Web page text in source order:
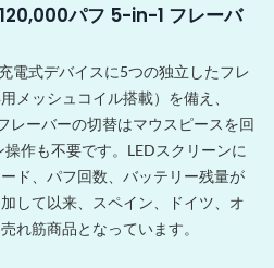
パフ 5-in-1 フレーバ
電式デバイスに5つの独立したフレ
メッシュコイル搭載）を備え、
レーバーの切替はマウスピースを回
作も不要です。LEDスクリーンに
ド、パフ回数、バッテリー残量が
して以来、スペイン、ドイツ、オ
れ筋商品となっています。